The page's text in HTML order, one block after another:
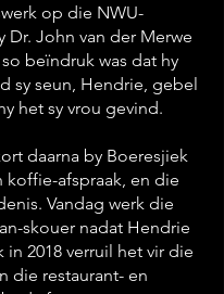
op die NWU-
Dr. John van der Merwe
beïndruk was dat hy
sy seun, Hendrie, gebel
het sy vrou gevind.
daarna by Boeresjiek
koffie-afspraak, en die
Vandag werk die
skouer nadat Hendrie
in 2018 verruil het vir die
die restaurant- en